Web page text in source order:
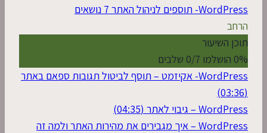
WordPress- תוספים לניהול האתר
7 נושאים
הרחב
תוכן השיעור
0% הושלמו
0/7 שלבים
WordPress- אקיזמט – תוסף לביטול תגובות ספאם באתר
(03:36)
WordPress – גיבוי לאתר (04:35)
WordPress – איך מגבירים את מהירות האתר ולמה זה